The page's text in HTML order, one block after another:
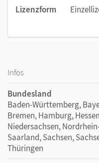
Lizenzform
Infos
Bundesland
Baden-Württemberg,
Bremen, Hamburg,
Niedersachsen,
Saarland, Sachsen,
Thüringen